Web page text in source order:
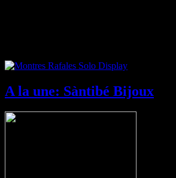
A la une: Sàntibé Bijoux